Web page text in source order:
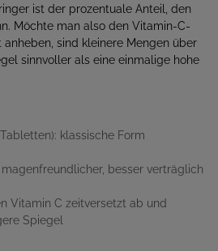
ist der prozentuale Anteil, den
Möchte man also den Vitamin-C-
sind kleinere Mengen über
sinnvoller als eine einmalige hohe
klassische Form
magenfreundlicher, besser verträglich
Vitamin C zeitversetzt ab und
Spiegel